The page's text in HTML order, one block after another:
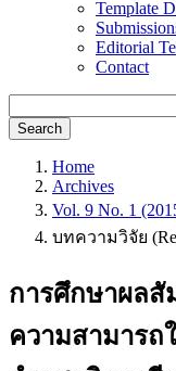
Template
Editorial
Contact
Search
Home
Archives
Vol. 9 No. 1
บทความวิจัย
การศึกษาผลสั
ความสามารถ